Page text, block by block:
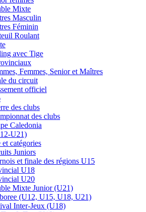
Mixte
Masculin
Féminin
Roulant
avec Tige
Femmes, Senior et Maîtres
du circuit
officiel
des clubs
des clubs
Caledonia
U21)
et catégories
Juniors
et finale des régions U15
U18
U20
Mixte Junior (U21)
(U12, U15, U18, U21)
Inter-Jeux (U18)